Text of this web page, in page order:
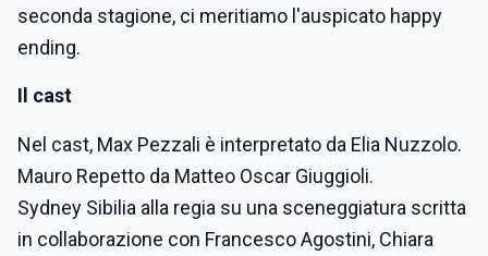
seconda stagione, ci meritiamo l'auspicato happy
ending.
Il cast
Nel cast, Max Pezzali è interpretato da Elia Nuzzolo.
Mauro Repetto da Matteo Oscar Giuggioli.
Sydney Sibilia alla regia su una sceneggiatura scritta
in collaborazione con Francesco Agostini, Chiara